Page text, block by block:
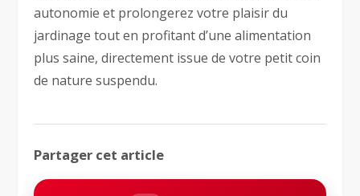
autonomie et prolongerez votre plaisir du
jardinage tout en profitant d’une alimentation
plus saine, directement issue de votre petit coin
de nature suspendu.
Partager cet article